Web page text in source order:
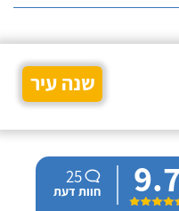
שנה עיר
25
חוות דעת